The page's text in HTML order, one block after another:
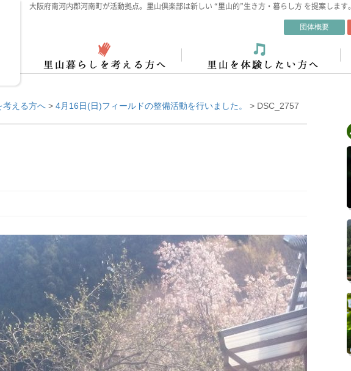
大阪府南河内郡河南町が活動拠点。里山倶楽部は新しい “里山的”生き方・暮らし方 を提案します。
団体概要
考える方へ > 4月16日(日)フィールドの整備活動を行いました。 > DSC_2757